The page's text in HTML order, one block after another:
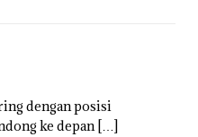
dengan posisi
ke depan […]